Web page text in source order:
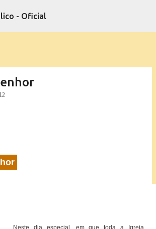
Pular para o conteúdo principal
- Oficial
Neste dia especial, em que toda a Igreja